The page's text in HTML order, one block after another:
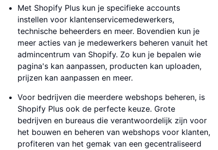
Met Shopify Plus kun je specifieke accounts
instellen voor klantenservicemedewerkers,
technische beheerders en meer. Bovendien kun je
meer acties van je medewerkers beheren vanuit het
admincentrum van Shopify. Zo kun je bepalen wie
pagina's kan aanpassen, producten kan uploaden,
prijzen kan aanpassen en meer.
Voor bedrijven die meerdere webshops beheren, is
Shopify Plus ook de perfecte keuze. Grote
bedrijven en bureaus die verantwoordelijk zijn voor
het bouwen en beheren van webshops voor klanten,
profiteren van het gemak van een gecentraliseerd